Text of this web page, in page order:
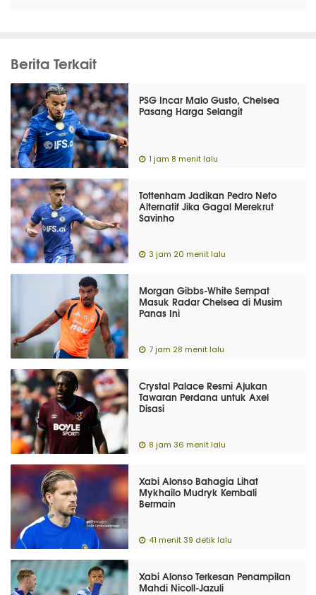
Berita Terkait
PSG Incar Malo Gusto, Chelsea
Pasang Harga Selangit
1 jam 8 menit lalu
Tottenham Jadikan Pedro Neto
Alternatif Jika Gagal Merekrut
Savinho
3 jam 20 menit lalu
Morgan Gibbs-White Sempat
Masuk Radar Chelsea di Musim
Panas Ini
7 jam 28 menit lalu
Crystal Palace Resmi Ajukan
Tawaran Perdana untuk Axel
Disasi
8 jam 36 menit lalu
Xabi Alonso Bahagia Lihat
Mykhailo Mudryk Kembali
Bermain
41 menit 39 detik lalu
Xabi Alonso Terkesan Penampilan
Mahdi Nicoll-Jazuli